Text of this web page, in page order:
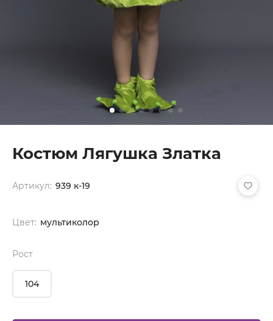
Костюм Лягушка Златка
Артикул: 939 к-19
Цвет: мультиколор
Рост
104